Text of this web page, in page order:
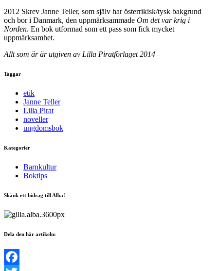
2012 Skrev Janne Teller, som själv har österrikisk/tysk bakgrund
och bor i Danmark, den uppmärksammade Om det var krig i
Norden. En bok utformad som ett pass som fick mycket
uppmärksamhet.
Allt som är är utgiven av Lilla Piratförlaget 2014
Taggar
etik
Janne Teller
Lilla Pirat
noveller
ungdomsbok
Kategorier
Barnkultur
Boktips
Skänk ett bidrag till Alba!
Dela den här artikeln: